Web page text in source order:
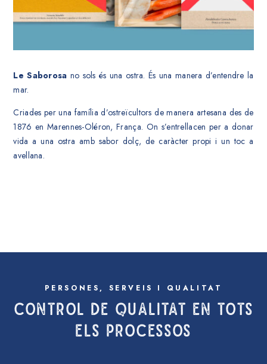
Le Saborosa no sols és una ostra. És una manera d’entendre la
mar.
Criades per una família d’ostreïcultors de manera artesana des de
1876 en Marennes-Oléron, França. On s’entrellacen per a donar
vida a una ostra amb sabor dolç, de caràcter propi i un toc a
avellana.
PERSONES, SERVEIS I QUALITAT
CONTROL DE QUALITAT EN TOTS
ELS PROCESSOS